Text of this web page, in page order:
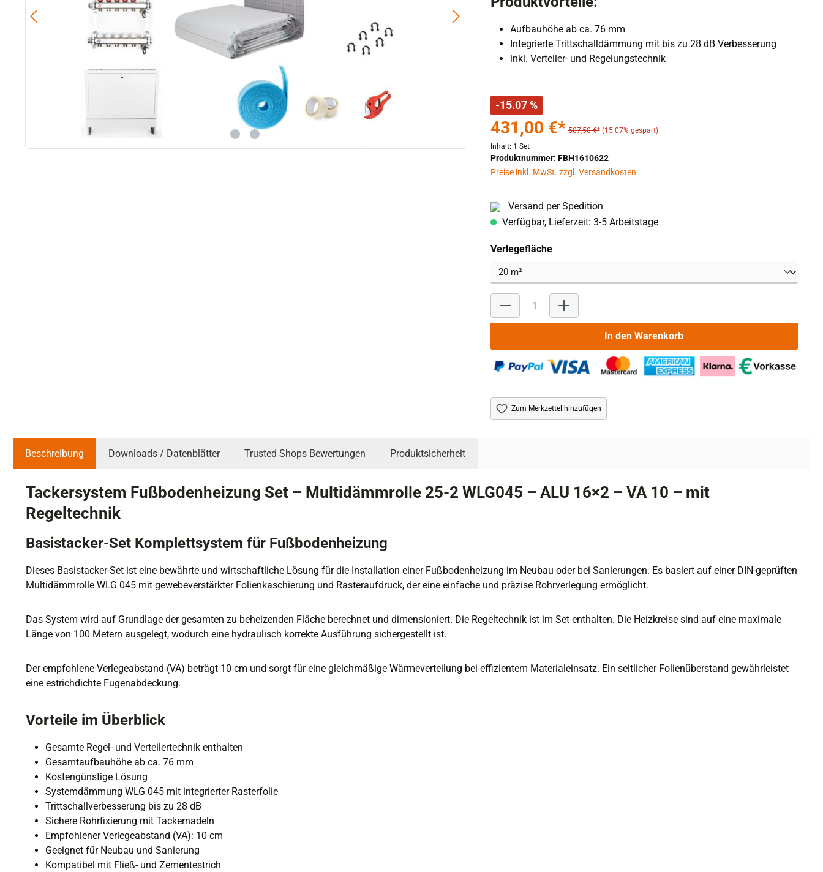
Aufbauhöhe ab ca. 76 mm
Integrierte Trittschalldämmung mit bis zu 28 dB Verbesserung
inkl. Verteiler- und Regelungstechnik
-15.07 %
431,00 €* 507,50 €* (15.07% gespart)
Inhalt: 1 Set
Produktnummer: FBH1610622
Preise inkl. MwSt. zzgl. Versandkosten
Versand per Spedition
Verfügbar, Lieferzeit: 3-5 Arbeitstage
Verlegeflächeauswählen
In den Warenkorb
Zum Merkzettel hinzufügen
Beschreibung Downloads / Datenblätter Trusted Shops Bewertungen Produktsicherheit
Tackersystem Fußbodenheizung Set – Multidämmrolle 25-2 WLG045 – ALU 16×2 – VA 10 – mit
Regeltechnik
Basistacker-Set Komplettsystem für Fußbodenheizung
Dieses Basistacker-Set ist eine bewährte und wirtschaftliche Lösung für die Installation einer Fußbodenheizung im Neubau oder bei Sanierungen. Es basiert auf einer DIN-geprüften
Multidämmrolle WLG 045 mit gewebeverstärkter Folienkaschierung und Rasteraufdruck, der eine einfache und präzise Rohrverlegung ermöglicht.
Das System wird auf Grundlage der gesamten zu beheizenden Fläche berechnet und dimensioniert. Die Regeltechnik ist im Set enthalten. Die Heizkreise sind auf eine maximale
Länge von 100 Metern ausgelegt, wodurch eine hydraulisch korrekte Ausführung sichergestellt ist.
Der empfohlene Verlegeabstand (VA) beträgt 10 cm und sorgt für eine gleichmäßige Wärmeverteilung bei effizientem Materialeinsatz. Ein seitlicher Folienüberstand gewährleistet
eine estrichdichte Fugenabdeckung.
Vorteile im Überblick
Gesamte Regel- und Verteilertechnik enthalten
Gesamtaufbauhöhe ab ca. 76 mm
Kostengünstige Lösung
Systemdämmung WLG 045 mit integrierter Rasterfolie
Trittschallverbesserung bis zu 28 dB
Sichere Rohrfixierung mit Tackernadeln
Empfohlener Verlegeabstand (VA): 10 cm
Geeignet für Neubau und Sanierung
Kompatibel mit Fließ- und Zementestrich